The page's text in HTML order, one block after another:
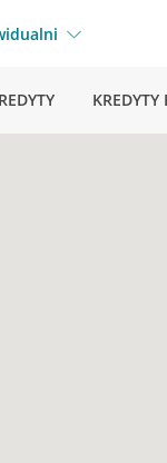
KREDYTY